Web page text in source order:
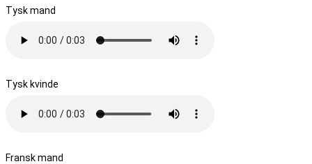
Tysk mand
Tysk kvinde
Fransk mand